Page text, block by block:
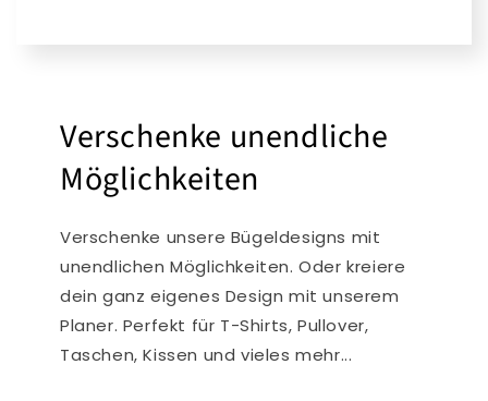
Verschenke unendliche
Möglichkeiten
Verschenke unsere Bügeldesigns mit
unendlichen Möglichkeiten. Oder kreiere
dein ganz eigenes Design mit unserem
Planer. Perfekt für T-Shirts, Pullover,
Taschen, Kissen und vieles mehr...